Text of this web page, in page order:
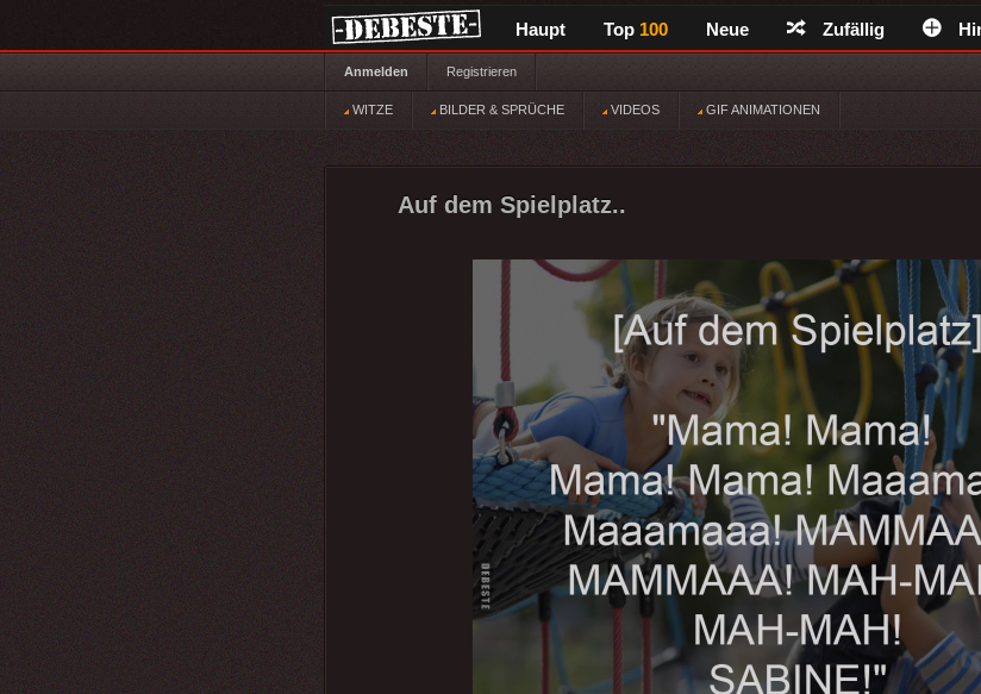
Haupt Top 100 Neue Zufällig
Anmelden Registrieren
WITZE BILDER & SPRÜCHE VIDEOS GIF ANIMATIONEN
Auf dem Spielplatz..